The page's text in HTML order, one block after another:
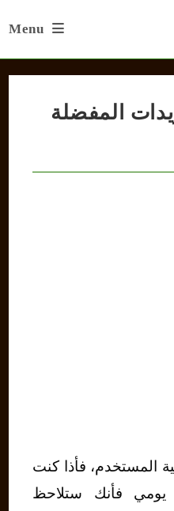
Menu
المفضلة
المستخدم، فأذا كنت
يومي فأنك ستلاحظ